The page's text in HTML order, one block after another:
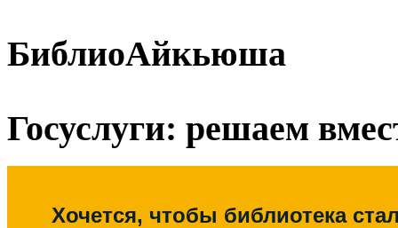
БиблиоАйкьюша
Госуслуги: решаем
Хочется, чтобы библиотека